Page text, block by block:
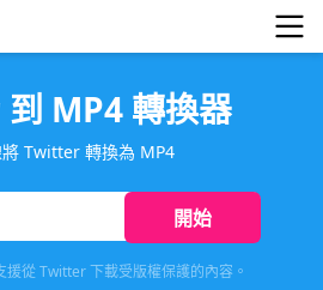
MP4 轉換器
Twitter 轉換為 MP4
開始
援從 Twitter 下載受版權保護的內容。